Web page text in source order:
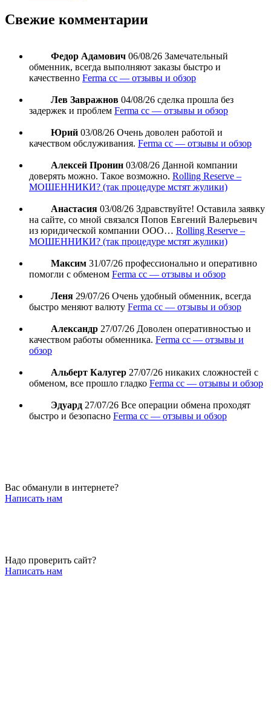
Свежие комментарии
Федор Адамович 06/08/26 Замечательный
обменник, всегда выполняют заказы быстро и
качественно Ferma cc — отзывы и обзор
Лев Завражнов 04/08/26 сделка прошла без
задержек и проблем Ferma cc — отзывы и обзор
Юрий 03/08/26 Очень доволен работой и
качеством обслуживания. Ferma cc — отзывы и обзор
Алексей Пронин 03/08/26 Данной компании
доверять можно. Такое возможно. Rolling Reserve –
МОШЕННИКИ? (так процедуре мстят жулики)
Анастасия 03/08/26 Здравствуйте! Оставила заявку
на сайте, со мной связался Попов Евгений Валерьевич
из юридической компании ООО… Rolling Reserve –
МОШЕННИКИ? (так процедуре мстят жулики)
Максим 31/07/26 профессионально и оперативно
помогли с обменом Ferma cc — отзывы и обзор
Леня 29/07/26 Очень удобный обменник, всегда
быстро меняют валюту Ferma cc — отзывы и обзор
Александр 27/07/26 Доволен оперативностью и
качеством работы обменника. Ferma cc — отзывы и
обзор
Альберт Калугер 27/07/26 никаких сложностей с
обменом, все прошло гладко Ferma cc — отзывы и обзор
Эдуард 27/07/26 Все операции обмена проходят
быстро и безопасно Ferma cc — отзывы и обзор
Вас обманули в интернете?
Написать нам
Надо проверить сайт?
Написать нам